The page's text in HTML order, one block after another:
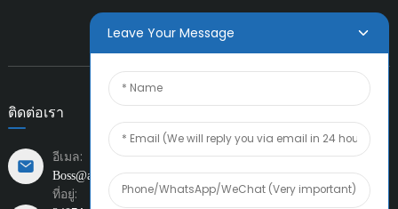
ติดต่อเรา
อีเมล:
Boss@amiacero.com
ที่อยู่:
Leave Your Message